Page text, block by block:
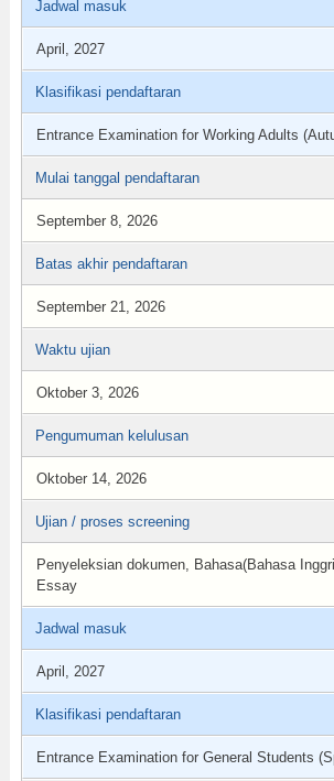
Jadwal masuk
April, 2027
Klasifikasi pendaftaran
Entrance Examination for Working Adults
Mulai tanggal pendaftaran
September 8, 2026
Batas akhir pendaftaran
September 21, 2026
Waktu ujian
Oktober 3, 2026
Pengumuman kelulusan
Oktober 14, 2026
Ujian / proses screening
Penyeleksian dokumen, Bahasa(Bahasa
Essay
Jadwal masuk
April, 2027
Klasifikasi pendaftaran
Entrance Examination for General Students